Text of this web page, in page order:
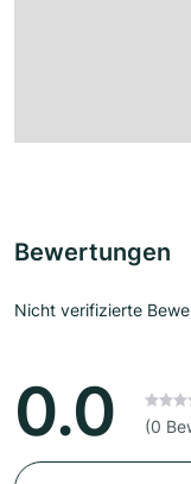
Bewertungen
Nicht verifizierte
0.0 (0